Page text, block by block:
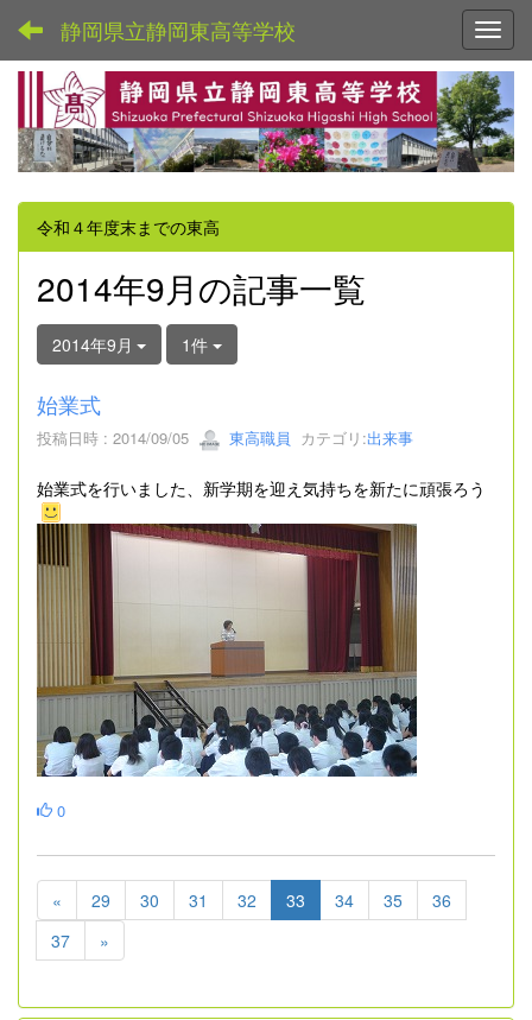
静岡県立静岡東高等学校
令和４年度末までの東高
2014年9月の記事一覧
2014年9月 1件
始業式
投稿日時 : 2014/09/05 東高職員 カテゴリ:出来事
始業式を行いました、新学期を迎え気持ちを新たに頑張ろう
0
« 29 30 31 32 33 34 35
36
37
»